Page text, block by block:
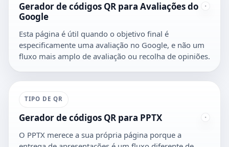
Gerador de códigos QR para Avaliações do
Google
Esta página é útil quando o objetivo final é
especificamente uma avaliação no Google, e não um
fluxo mais amplo de avaliação ou recolha de opiniões.
TIPO DE QR
Gerador de códigos QR para PPTX
O PPTX merece a sua própria página porque a